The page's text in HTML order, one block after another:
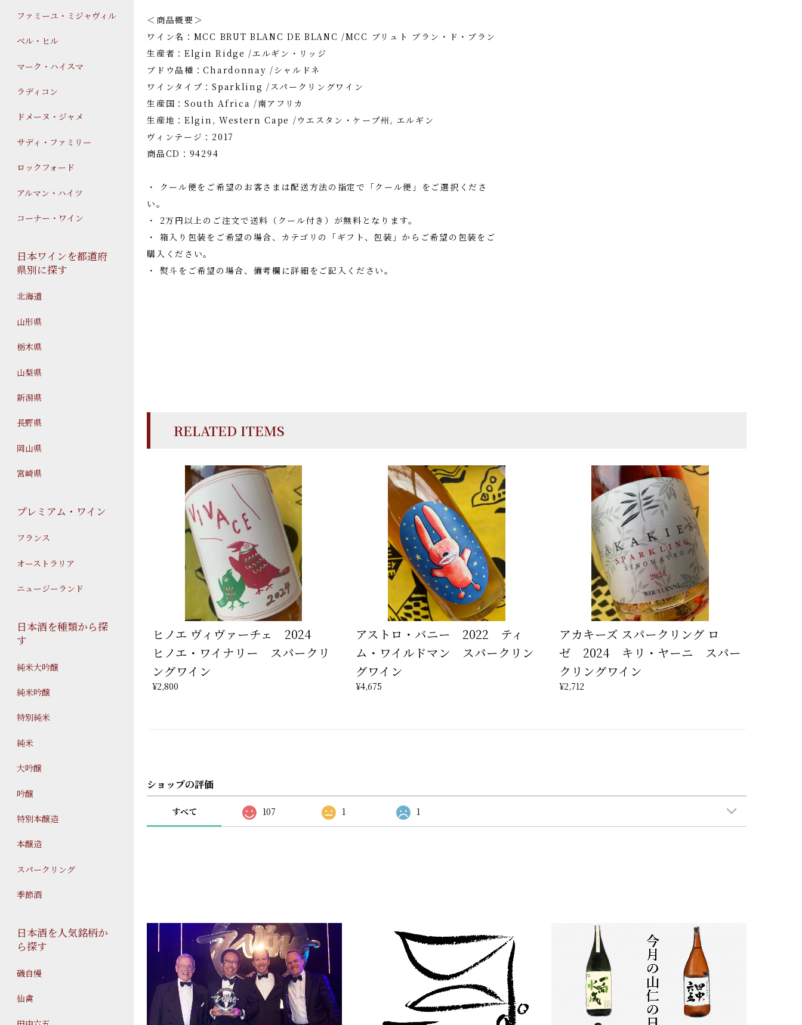
ファミーユ・ミジャヴィル
ベル・ヒル
マーク・ハイスマ
ラディコン
ドメーヌ・ジャメ
サディ・ファミリー
ロックフォード
アルマン・ハイツ
コーナー・ワイン
日本ワインを都道府
県別に探す
北海道
山形県
栃木県
山梨県
新潟県
長野県
岡山県
宮崎県
プレミアム・ワイン
フランス
オーストラリア
ニュージーランド
日本酒を種類から探
す
純米大吟醸
純米吟醸
特別純米
純米
大吟醸
吟醸
特別本醸造
本醸造
スパークリング
季節酒
日本酒を人気銘柄か
ら探す
磯自慢
仙禽
＜商品概要＞
ワイン名：MCC BRUT BLANC DE BLANC /MCC ブリュト ブラン・ド・ブラン
生産者：Elgin Ridge /エルギン・リッジ
ブドウ品種：Chardonnay /シャルドネ
ワインタイプ：Sparkling /スパークリングワイン
生産国：South Africa /南アフリカ
生産地：Elgin, Western Cape /ウエスタン・ケープ州, エルギン
ヴィンテージ：2017
商品CD：94294
・ クール便をご希望のお客さまは配送方法の指定で「クール便」をご選択くださ
い。
・ 2万円以上のご注文で送料（クール付き）が無料となります。
・ 箱入り包装をご希望の場合、カテゴリの「ギフト、包装」からご希望の包装をご
購入ください。
・ 熨斗をご希望の場合、備考欄に詳細をご記入ください。
RELATED ITEMS
ヒノエ ヴィヴァーチェ 2024
ヒノエ・ワイナリー スパークリ
ングワイン
¥2,800
アストロ・バニー 2022 ティ
ム・ワイルドマン スパークリン
グワイン
¥4,675
アカキーズ スパークリング ロ
ゼ 2024 キリ・ヤーニ スパー
クリングワイン
¥2,712
ショップの評価
すべて 107 1 1